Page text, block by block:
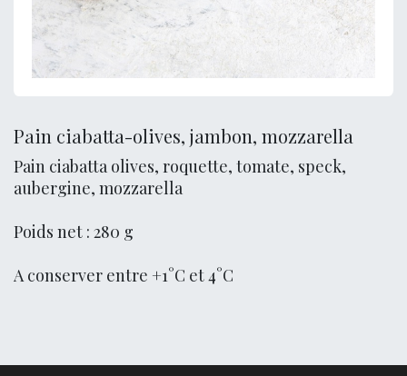
Pain ciabatta-olives, jambon, mozzarella
Pain ciabatta olives, roquette, tomate, speck,
aubergine, mozzarella
Poids net : 280 g
A conserver entre +1°C et 4°C